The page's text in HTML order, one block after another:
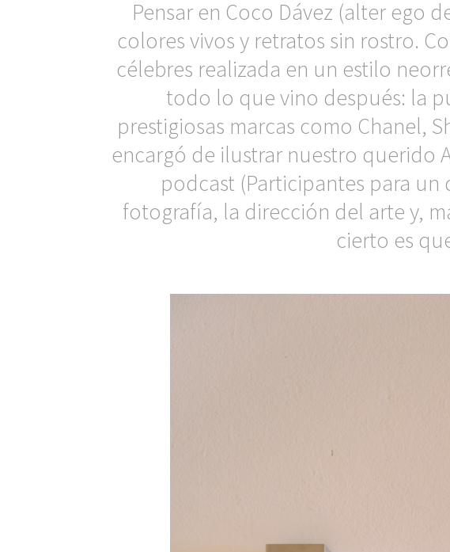
Pensar en Coco Dávez (alter ego
colores vivos y retratos sin rostro.
célebres realizada en un estilo
todo lo que vino después: la
prestigiosas marcas como Chanel,
encargó de ilustrar nuestro querido
podcast (Participantes para
fotografía, la dirección del arte y,
cierto es